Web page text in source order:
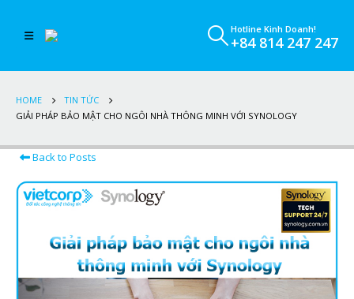
Hotline Kinh Doanh!
+84 814 247 247
HOME
TIN TỨC
GIẢI PHÁP BẢO MẬT CHO NGÔI NHÀ THÔNG MINH VỚI SYNOLOGY
Back to Posts